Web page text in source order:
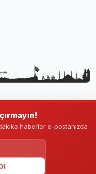
haberler e-postanızda